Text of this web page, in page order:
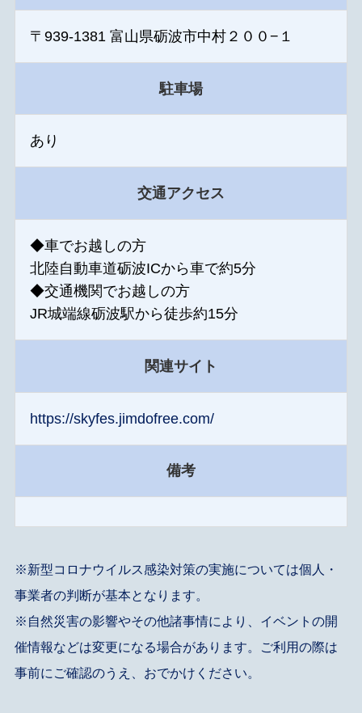
〒939-1381 富山県砺波市中村２００−１
駐車場
あり
交通アクセス
◆車でお越しの方
北陸自動車道砺波ICから車で約5分
◆交通機関でお越しの方
JR城端線砺波駅から徒歩約15分
関連サイト
https://skyfes.jimdofree.com/
備考
※新型コロナウイルス感染対策の実施については個人・
事業者の判断が基本となります。
※自然災害の影響やその他諸事情により、イベントの開
催情報などは変更になる場合があります。ご利用の際は
事前にご確認のうえ、おでかけください。